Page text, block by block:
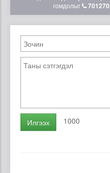
гомдолыг
Илгээх 1000